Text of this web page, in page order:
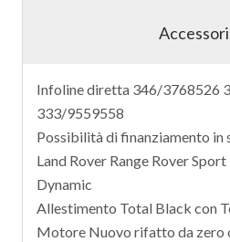
Accessori
Infoline diretta 346/3768526
333/9559558
Possibilità di finanziamento in
Land Rover Range Rover
Dynamic
Allestimento Total Black con
Motore Nuovo rifatto da zero